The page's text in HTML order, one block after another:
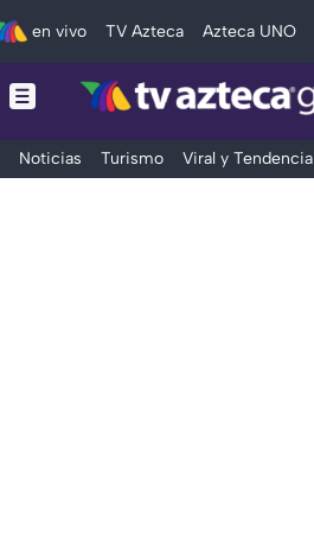
en vivo TV Azteca Azteca UNO
Noticias Turismo Viral y Tendencia